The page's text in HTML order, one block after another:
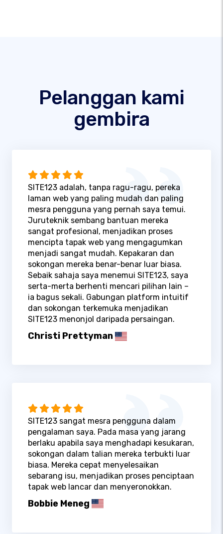
Pelanggan kami
gembira
SITE123 adalah, tanpa ragu-ragu, pereka
laman web yang paling mudah dan paling
mesra pengguna yang pernah saya temui.
Juruteknik sembang bantuan mereka
sangat profesional, menjadikan proses
mencipta tapak web yang mengagumkan
menjadi sangat mudah. Kepakaran dan
sokongan mereka benar-benar luar biasa.
Sebaik sahaja saya menemui SITE123, saya
serta-merta berhenti mencari pilihan lain –
ia bagus sekali. Gabungan platform intuitif
dan sokongan terkemuka menjadikan
SITE123 menonjol daripada persaingan.
Christi Prettyman
SITE123 sangat mesra pengguna dalam
pengalaman saya. Pada masa yang jarang
berlaku apabila saya menghadapi kesukaran,
sokongan dalam talian mereka terbukti luar
biasa. Mereka cepat menyelesaikan
sebarang isu, menjadikan proses penciptaan
tapak web lancar dan menyeronokkan.
Bobbie Meneg